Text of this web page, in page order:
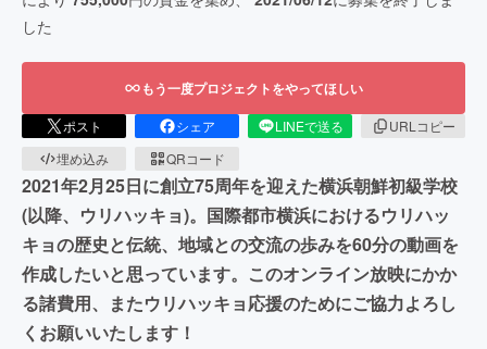
した
もう一度プロジェクトをやってほしい
ポスト シェア LINEで送る
URLコピー
埋め込み
QRコード
2021年2月25日に創立75周年を迎えた横浜朝鮮初級学校
(以降、ウリハッキョ)。国際都市横浜におけるウリハッ
キョの歴史と伝統、地域との交流の歩みを60分の動画を
作成したいと思っています。このオンライン放映にかか
る諸費用、またウリハッキョ応援のためにご協力よろし
くお願いいたします！